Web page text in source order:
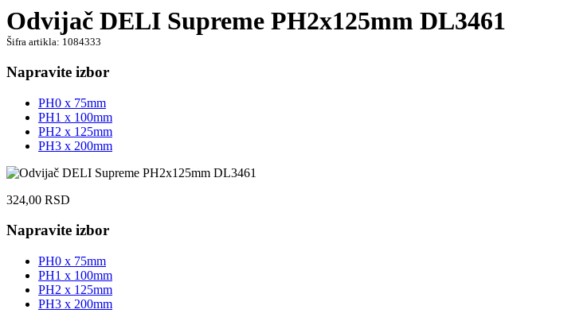
Odvijač DELI Supreme PH2x125mm DL3461
Šifra artikla: 1084333
Napravite izbor
PH0 x 75mm
PH1 x 100mm
PH2 x 125mm
PH3 x 200mm
324,00 RSD
Napravite izbor
PH0 x 75mm
PH1 x 100mm
PH2 x 125mm
PH3 x 200mm